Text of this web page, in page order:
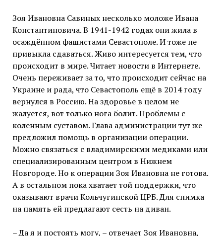
Зоя Ивановна Савиных несколько моложе Ивана
Константиновича. В 1941-1942 годах они жила в
осаждённом фашистами Севастополе. И тоже не
привыкла сдаваться. Живо интересуется тем, что
происходит в мире. Читает новости в Интернете.
Очень переживает за то, что происходит сейчас на
Украине и рада, что Севастополь ещё в 2014 году
вернулся в Россию. На здоровье в целом не
жалуется, вот только нога болит. Проблемы с
коленным суставом. Глава администрации тут же
предложил помощь в организации операции.
Можно связаться с владимирскими медиками или
специализированным центром в Нижнем
Новгороде. Но к операции Зоя Ивановна не готова.
А в остальном пока хватает той поддержки, что
оказывают врачи Кольчугинской ЦРБ. Для снимка
на память ей предлагают сесть на диван.
– Да я и постоять могу, – отвечает Зоя Ивановна,